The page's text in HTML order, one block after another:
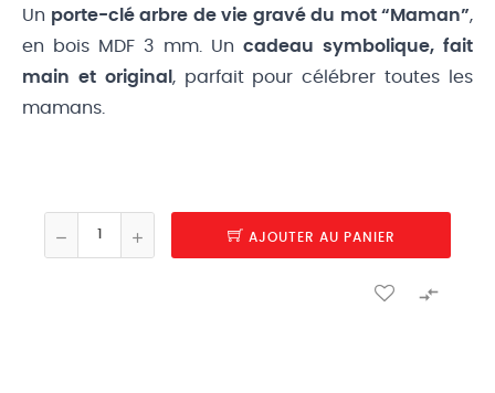
Un porte-clé arbre de vie gravé du mot “Maman”,
en bois MDF 3 mm. Un cadeau symbolique, fait
main et original , parfait pour célébrer toutes les
mamans.
AJOUTER AU PANIER
